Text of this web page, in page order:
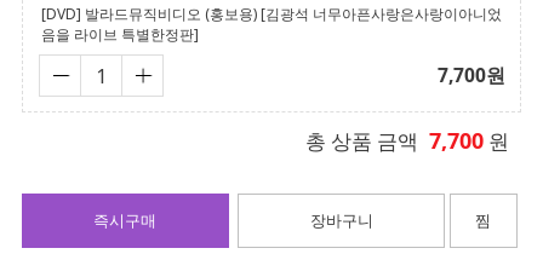
[DVD] 발라드뮤직비디오 (홍보용) [김광석 너무아픈사랑은사랑이아니었
음을 라이브 특별한정판]
7,700원
총 상품 금액 7,700 원
장바구니
즉시구매 찜